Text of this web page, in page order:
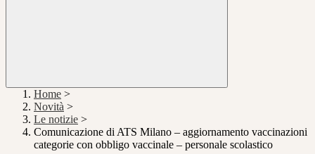
Home >
Novità >
Le notizie >
Comunicazione di ATS Milano – aggiornamento vaccinazioni
categorie con obbligo vaccinale – personale scolastico